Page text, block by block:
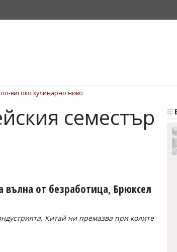
високо кулинарно ниво
семестър
вълна от безработица, Брюксел
Китай ни премазва при колите